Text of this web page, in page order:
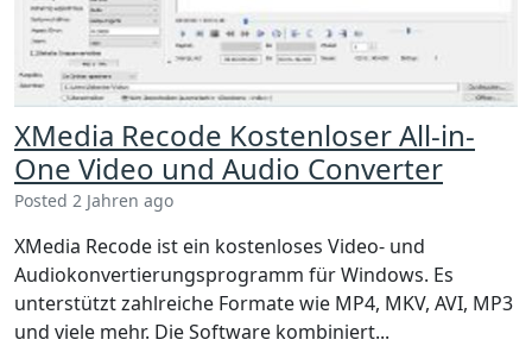
XMedia Recode Kostenloser All-in-
One Video und Audio Converter
Posted 2 Jahren ago
XMedia Recode ist ein kostenloses Video- und
Audiokonvertierungsprogramm für Windows. Es
unterstützt zahlreiche Formate wie MP4, MKV, AVI, MP3
und viele mehr. Die Software kombiniert...